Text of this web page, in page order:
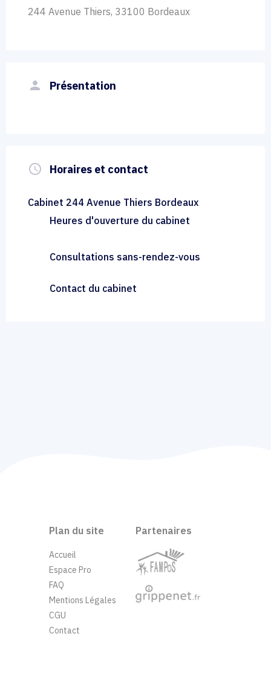
244 Avenue Thiers, 33100 Bordeaux
person Présentation
query_builder Horaires et contact
Cabinet 244 Avenue Thiers Bordeaux
Heures d'ouverture du cabinet
Consultations sans-rendez-vous
Contact du cabinet
Plan du site
Accueil
Espace Pro
FAQ
Mentions Légales
CGU
Contact
Partenaires